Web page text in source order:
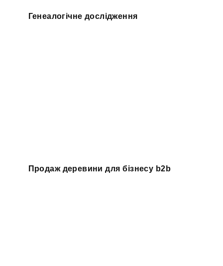
Генеалогічне дослідження
Продаж деревини для бізнесу b2b